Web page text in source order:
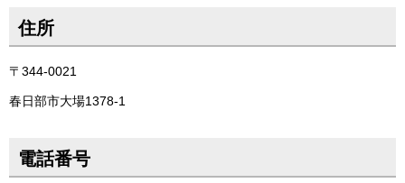
住所
〒344-0021
春日部市大場1378-1
電話番号